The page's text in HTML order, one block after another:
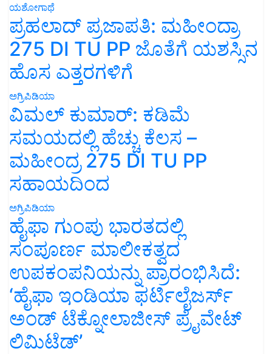
ಯಶೋಗಾಥೆ
ಪ್ರಹಲಾದ್ ಪ್ರಜಾಪತಿ: ಮಹೀಂದ್ರಾ
275 DI TU PP ಜೊತೆಗೆ ಯಶಸ್ಸಿನ
ಹೊಸ ಎತ್ತರಗಳಿಗೆ
ಅಗ್ರಿಪಿಡಿಯಾ
ವಿಮಲ್ ಕುಮಾರ್: ಕಡಿಮೆ
ಸಮಯದಲ್ಲಿ ಹೆಚ್ಚು ಕೆಲಸ –
ಮಹೀಂದ್ರ 275 DI TU PP
ಸಹಾಯದಿಂದ
ಅಗ್ರಿಪಿಡಿಯಾ
ಹೈಫಾ ಗುಂಪು ಭಾರತದಲ್ಲಿ
ಸಂಪೂರ್ಣ ಮಾಲೀಕತ್ವದ
ಉಪಕಂಪನಿಯನ್ನು ಪ್ರಾರಂಭಿಸಿದೆ:
‘ಹೈಫಾ ಇಂಡಿಯಾ ಫರ್ಟಿಲೈಜರ್ಸ್
ಅಂಡ್ ಟೆಕ್ನೋಲಾಜೀಸ್ ಪ್ರೈವೇಟ್
ಲಿಮಿಟೆಡ್’